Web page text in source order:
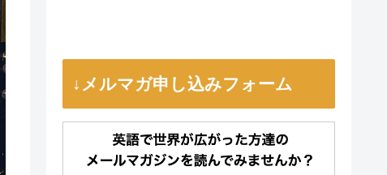
↓メルマガ申し込みフォーム